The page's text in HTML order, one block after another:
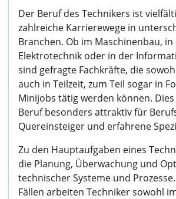
Der Beruf des Technikers ist
zahlreiche Karrierewege in
Branchen. Ob im Maschinenbau,
Elektrotechnik oder in der
sind gefragte Fachkräfte, die
auch in Teilzeit, zum Teil sogar in
Minijobs tätig werden können.
Beruf besonders attraktiv für
Quereinsteiger und erfahrene
Zu den Hauptaufgaben eines
die Planung, Überwachung und
technischer Systeme und
Fällen arbeiten Techniker sowohl